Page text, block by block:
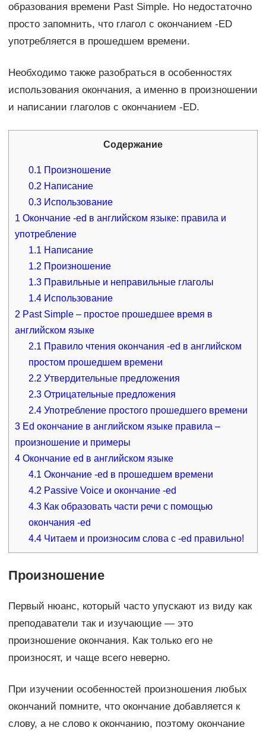
образования времени Past Simple. Но недостаточно
просто запомнить, что глагол с окончанием -ED
употребляется в прошедшем времени.
Необходимо также разобраться в особенностях
использования окончания, а именно в произношении
и написании глаголов с окончанием -ED.
Содержание
0.1 Произношение
0.2 Написание
0.3 Использование
1 Окончание -ed в английском языке: правила и
употребление
1.1 Написание
1.2 Произношение
1.3 Правильные и неправильные глаголы
1.4 Использование
2 Past Simple – простое прошедшее время в
английском языке
2.1 Правило чтения окончания -ed в английском
простом прошедшем времени
2.2 Утвердительные предложения
2.3 Отрицательные предложения
2.4 Употребление простого прошедшего времени
3Ed окончание в английском языке правила –
произношение и примеры
4Окончание ed в английском языке
4.1 Окончание -ed в прошедшем времени
4.2 Passive Voice и окончание -ed
4.3 Как образовать части речи с помощью
окончания -ed
4.4 Читаем и произносим слова с -ed правильно!
Произношение
Первый нюанс, который часто упускают из виду как
преподаватели так и изучающие — это
произношение окончания. Как только его не
произносят, и чаще всего неверно.
При изучении особенностей произношения любых
окончаний помните, что окончание добавляется к
слову, а не слово к окончанию, поэтому окончание